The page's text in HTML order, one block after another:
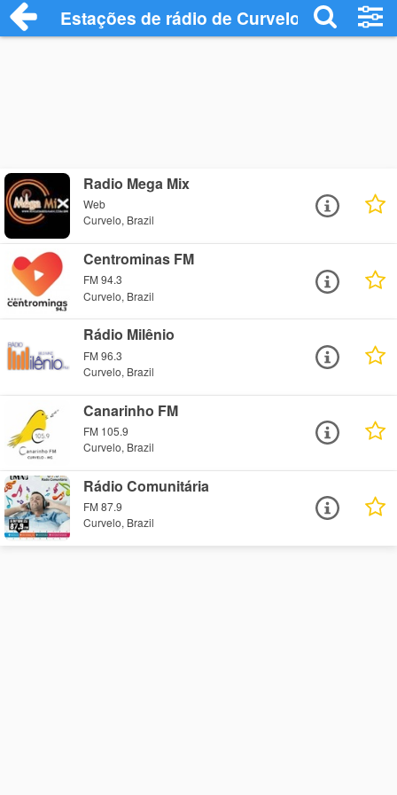
Estações de rádio de Curvelo - Ouça
Radio Mega Mix
Web
Curvelo, Brazil
Centrominas FM
FM 94.3
Curvelo, Brazil
Rádio Milênio
FM 96.3
Curvelo, Brazil
Canarinho FM
FM 105.9
Curvelo, Brazil
Rádio Comunitária
FM 87.9
Curvelo, Brazil